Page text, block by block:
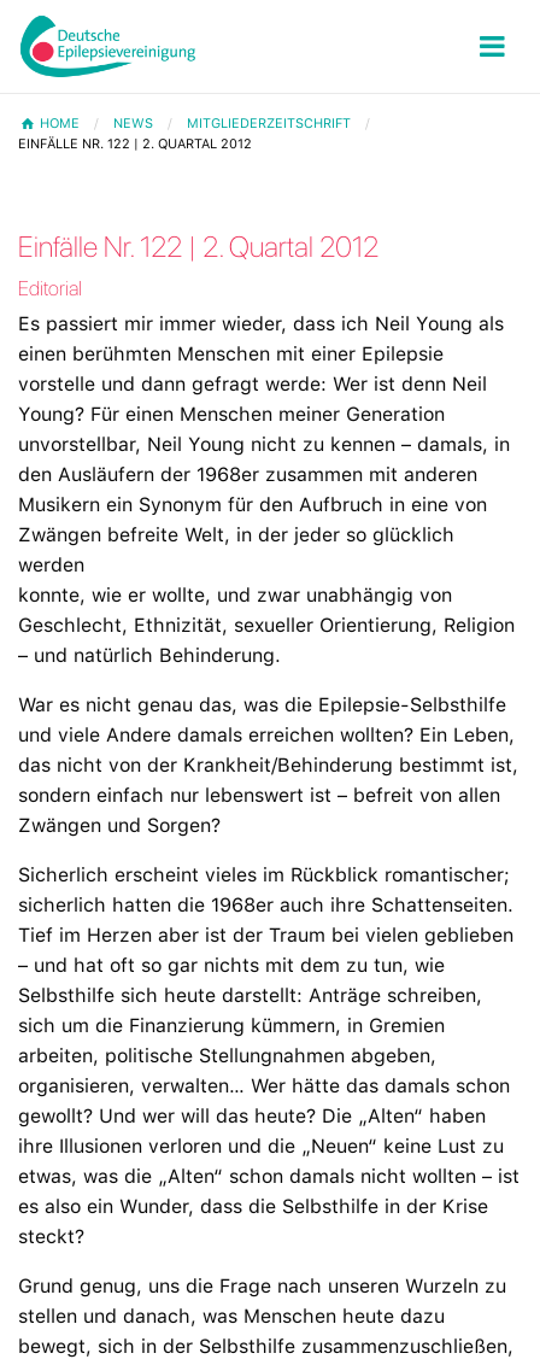
HOME NEWS
MITGLIEDERZEITSCHRIFT
EINFÄLLE NR. 122 | 2. QUARTAL 2012
Einfälle Nr. 122 | 2. Quartal 2012
Editorial
Es passiert mir immer wieder, dass ich Neil Young als
einen berühmten Menschen mit einer Epilepsie
vorstelle und dann gefragt werde: Wer ist denn Neil
Young? Für einen Menschen meiner Generation
unvorstellbar, Neil Young nicht zu kennen – damals, in
den Ausläufern der 1968er zusammen mit anderen
Musikern ein Synonym für den Aufbruch in eine von
Zwängen befreite Welt, in der jeder so glücklich
werden
konnte, wie er wollte, und zwar unabhängig von
Geschlecht, Ethnizität, sexueller Orientierung, Religion
– und natürlich Behinderung.
War es nicht genau das, was die Epilepsie-Selbsthilfe
und viele Andere damals erreichen wollten? Ein Leben,
das nicht von der Krankheit/Behinderung bestimmt ist,
sondern einfach nur lebenswert ist – befreit von allen
Zwängen und Sorgen?
Sicherlich erscheint vieles im Rückblick romantischer;
sicherlich hatten die 1968er auch ihre Schattenseiten.
Tief im Herzen aber ist der Traum bei vielen geblieben
– und hat oft so gar nichts mit dem zu tun, wie
Selbsthilfe sich heute darstellt: Anträge schreiben,
sich um die Finanzierung kümmern, in Gremien
arbeiten, politische Stellungnahmen abgeben,
organisieren, verwalten… Wer hätte das damals schon
gewollt? Und wer will das heute? Die „Alten“ haben
ihre Illusionen verloren und die „Neuen“ keine Lust zu
etwas, was die „Alten“ schon damals nicht wollten – ist
es also ein Wunder, dass die Selbsthilfe in der Krise
steckt?
Grund genug, uns die Frage nach unseren Wurzeln zu
stellen und danach, was Menschen heute dazu
bewegt, sich in der Selbsthilfe zusammenzuschließen,